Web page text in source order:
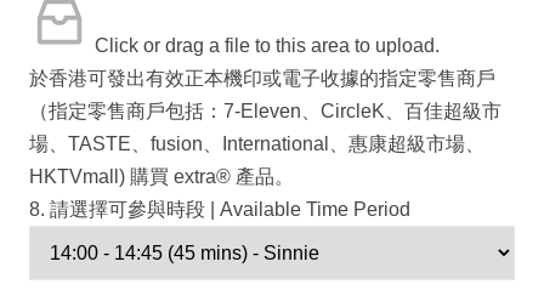
Click or drag a file to this area to upload.
於香港可發出有效正本機印或電子收據的指定零售商戶
（指定零售商戶包括：7-Eleven、CircleK、百佳超級市
場、TASTE、fusion、International、惠康超級市場、
HKTVmall) 購買 extra® 產品。
8. 請選擇可參與時段 | Available Time Period